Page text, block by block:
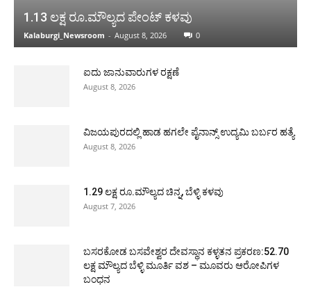
1.13 ಲಕ್ಷ ರೂ.ಮೌಲ್ಯದ ಪೇಂಟ್ ಕಳವು
Kalaburgi_Newsroom - August 8, 2026 0
ಐದು ಜಾನುವಾರುಗಳ ರಕ್ಷಣೆ
August 8, 2026
ವಿಜಯಪುರದಲ್ಲಿ ಹಾಡ ಹಗಲೇ ಪೈನಾನ್ಸ್ ಉದ್ಯಮಿ ಬರ್ಬರ ಹತ್ಯೆ
August 8, 2026
1.29 ಲಕ್ಷ ರೂ.ಮೌಲ್ಯದ ಚಿನ್ನ, ಬೆಳ್ಳಿ ಕಳವು
August 7, 2026
ಬಸರಕೋಡ ಬಸವೇಶ್ವರ ದೇವಸ್ಥಾನ ಕಳ್ಳತನ ಪ್ರಕರಣ:52.70
ಲಕ್ಷ ಮೌಲ್ಯದ ಬೆಳ್ಳಿ ಮೂರ್ತಿ ವಶ – ಮೂವರು ಆರೋಪಿಗಳ
ಬಂಧನ